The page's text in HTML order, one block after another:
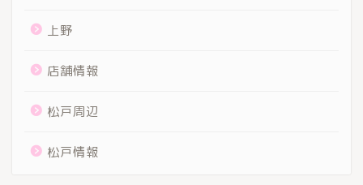
上野
店舗情報
松戸周辺
松戸情報